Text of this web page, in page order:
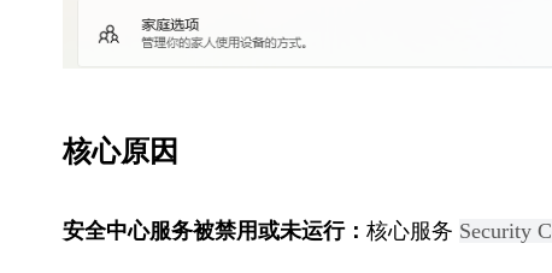
核心原因
安全中心服务被禁用或未运行： 核心服务 Security